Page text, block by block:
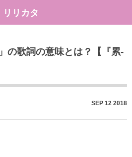
リリカタ
歌詞の意味とは？【『累-
SEP 12 2018